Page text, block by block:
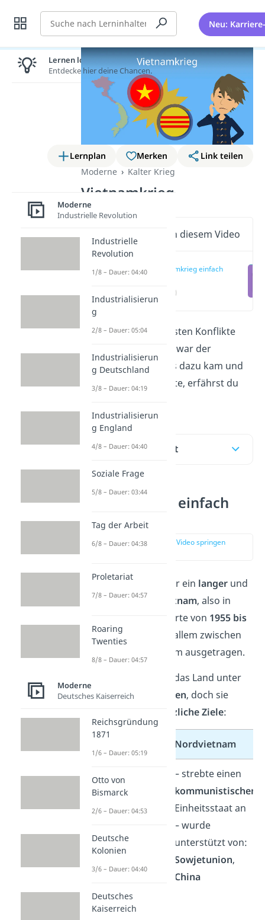
Suche Neu:
Lernplan Merken
Link teilen
Moderne
Kalter Krieg
Vietnamkrieg
Wichtige Inhalte in diesem Video
Vietnamkrieg einfach
(00:17)
ner der bedeutendsten Konflikte
des 20. Jahrhunderts war der
Vietnamkrieg. Wie es dazu kam und
welche Folgen er hatte, erfährst du
Inhaltsübersicht
Vietnamkrieg einfach
erklärt
zur Stelle im Video springen
Der Vietnamkrieg war ein langerund
brutaler Kriegin Vietnam, also in
Südostasien. Er dauerte von 1955 bis
1975und wurde vor allem zwischen
Nord- und Südvietnam ausgetragen.
Beide Seiten wollten das Land unter
ihrer Führung
vereinen, doch sie
gegensätzliche Ziele:
Nordvietnam
unabhängiges
westlich
Vietnam
unterstützt
von:USA,
Frankreich
– strebte einen
kommunistischen
Einheitsstaat an
– wurde
unterstützt von:
Sowjetunion,
China
Lernen lohnt sich!
Entdecke hier deine Chancen.
Moderne
Industrielle Revolution
Industrielle
Revolution
1/8 – Dauer: 04:40
Industrialisierun
g
2/8 – Dauer: 05:04
Industrialisierun
g Deutschland
3/8 – Dauer: 04:19
Industrialisierun
g England
4/8 – Dauer: 04:40
Soziale Frage
5/8 – Dauer: 03:44
Tag der Arbeit
6/8 – Dauer: 04:38
Proletariat
7/8 – Dauer: 04:57
Roaring
Twenties
8/8 – Dauer: 04:57
Moderne
Deutsches Kaiserreich
Reichsgründung
1871
1/6 – Dauer: 05:19
Otto von
Bismarck
2/6 – Dauer: 04:53
Deutsche
Kolonien
3/6 – Dauer: 04:40
Deutsches
Kaiserreich